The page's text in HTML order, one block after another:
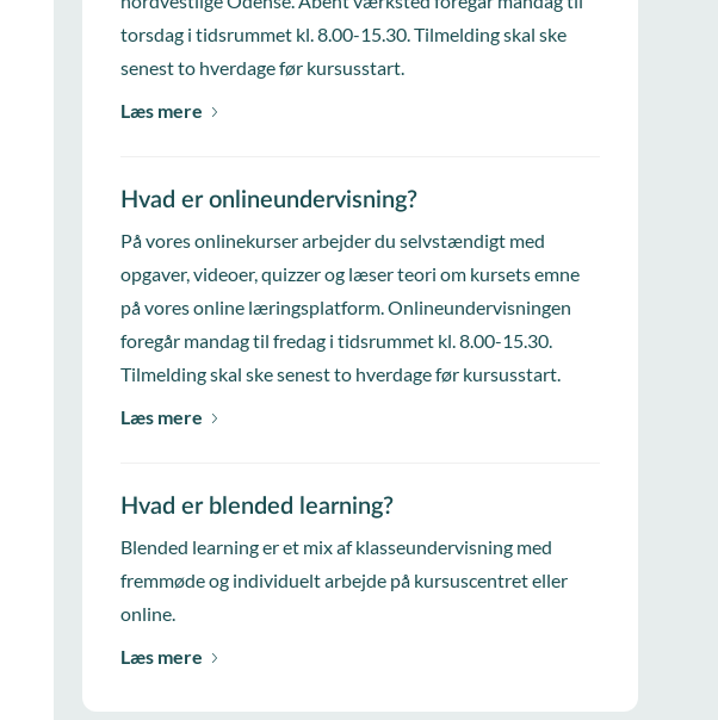
torsdag i tidsrummet kl. 8.00-15.30. Tilmelding skal ske
senest to hverdage før kursusstart.
Læs mere
Hvad er onlineundervisning?
På vores onlinekurser arbejder du selvstændigt med
opgaver, videoer, quizzer og læser teori om kursets emne
på vores online læringsplatform. Onlineundervisningen
foregår mandag til fredag i tidsrummet kl. 8.00-15.30.
Tilmelding skal ske senest to hverdage før kursusstart.
Læs mere
Hvad er blended learning?
Blended learning er et mix af klasseundervisning med
fremmøde og individuelt arbejde på kursuscentret eller
online.
Læs mere